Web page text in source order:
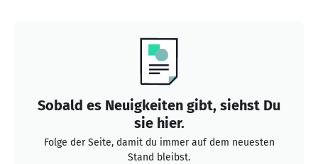
Sobald es Neuigkeiten gibt, siehst Du
sie hier.
Folge der Seite, damit du immer auf dem neuesten
Stand bleibst.